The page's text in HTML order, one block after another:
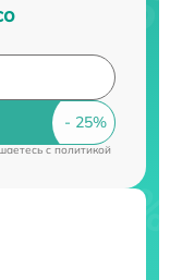
cполитикой